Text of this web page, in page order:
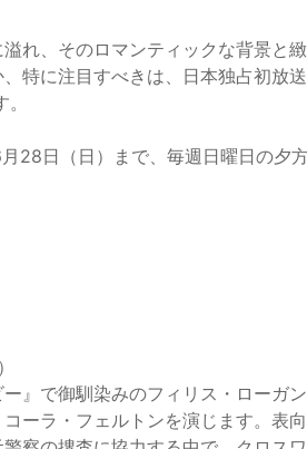
れ、そのロマンティックな背景と
特に注目すべきは、日本独占初放
28日（日）まで、毎週日曜日の夕
』で御馴染みのフィリス・ローガ
ーラ・フェルトンを演じます。表